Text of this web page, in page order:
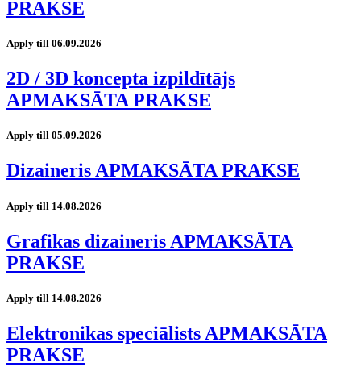
PRAKSE
Apply till 06.09.2026
2D / 3D koncepta izpildītājs
APMAKSĀTA PRAKSE
Apply till 05.09.2026
Dizaineris APMAKSĀTA PRAKSE
Apply till 14.08.2026
Grafikas dizaineris APMAKSĀTA
PRAKSE
Apply till 14.08.2026
Elektronikas speciālists APMAKSĀTA
PRAKSE